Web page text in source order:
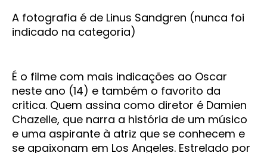
A fotografia é de Linus Sandgren (nunca foi
indicado na categoria)
É o filme com mais indicações ao Oscar
neste ano (14) e também o favorito da
critica. Quem assina como diretor é Damien
Chazelle, que narra a história de um músico
e uma aspirante à atriz que se conhecem e
se apaixonam em Los Angeles. Estrelado por